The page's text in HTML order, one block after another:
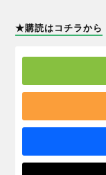
★購読はコチラから